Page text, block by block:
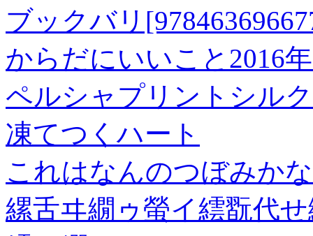
ブックバリ
からだにいいこと2016
ペルシャプリントシル
凍てつくハート
これはなんのつぼみか
縲舌ヰ繝ゥ螢イ繧翫代